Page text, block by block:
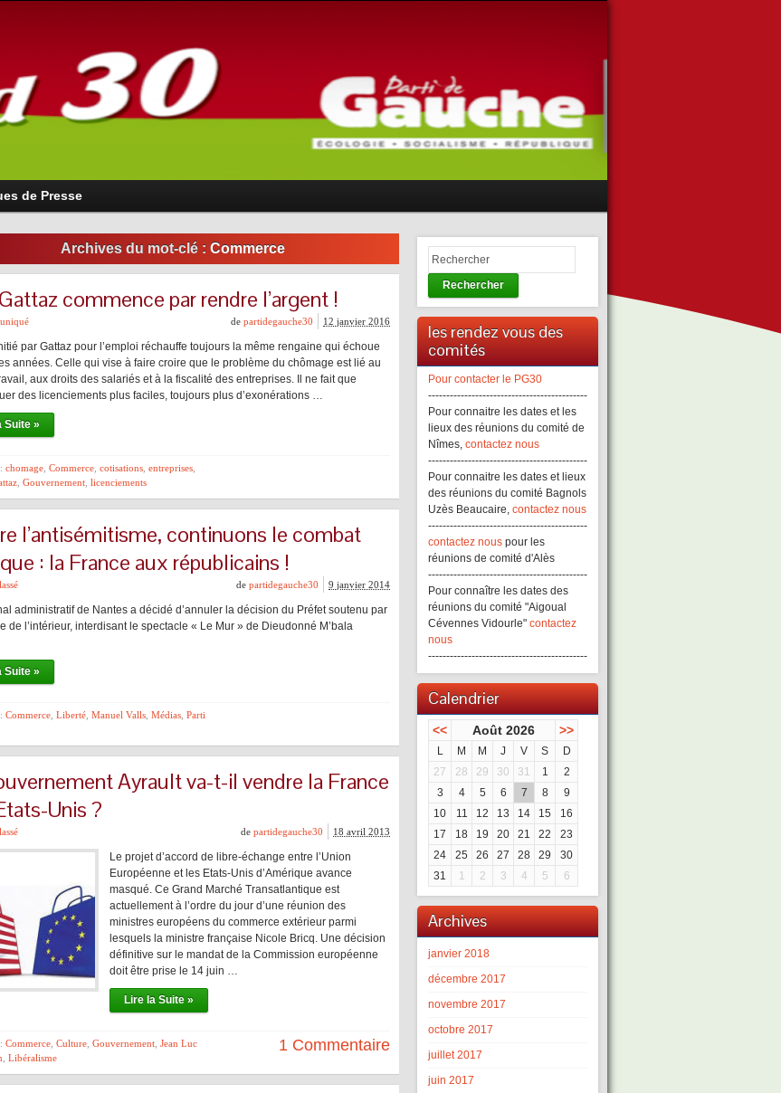
de Presse
Archives du mot-clé : Commerce
commence par rendre l’argent !
12 janvier 2016
de partidegauche30
par Gattaz pour l’emploi réchauffe toujours la même rengaine qui échoue
années. Celle qui vise à faire croire que le problème du chômage est lié au
aux droits des salariés et à la fiscalité des entreprises. Il ne fait que
des licenciements plus faciles, toujours plus d’exonérations …
Suite »
chomage Commerce cotisations entreprises
Gouvernement licenciements
l’antisémitisme, continuons le combat
: la France aux républicains !
9 janvier 2014
de partidegauche30
administratif de Nantes a décidé d’annuler la décision du Préfet soutenu par
de l’intérieur, interdisant le spectacle « Le Mur » de Dieudonné M’bala
Suite »
Commerce Liberté Manuel Valls Médias Parti
Ayrault va-t-il vendre la France
Unis ?
18 avril 2013
de partidegauche30
Le projet d’accord de libre-échange entre l’Union
Européenne et les Etats-Unis d’Amérique avance
masqué. Ce Grand Marché Transatlantique est
actuellement à l’ordre du jour d’une réunion des
ministres européens du commerce extérieur parmi
lesquels la ministre française Nicole Bricq. Une décision
définitive sur le mandat de la Commission européenne
doit être prise le 14 juin …
Lire la Suite »
Commerce Culture Gouvernement Jean Luc
Libéralisme
1 Commentaire
Rechercher
les rendez vous des
comités
Pour contacter le PG30
--------------------------------------------
Pour connaitre les dates et les
lieux des réunions du comité de
Nîmes, contactez nous
--------------------------------------------
Pour connaitre les dates et lieux
des réunions du comité Bagnols
Uzès Beaucaire, contactez nous
--------------------------------------------
contactez nous pour les
réunions de comité d'Alès
--------------------------------------------
Pour connaître les dates des
réunions du comité "Aigoual
Cévennes Vidourle" contactez
nous
--------------------------------------------
Calendrier
<< Août 2026 >>
L M M J V S
D
27
28 29 30 31 1
2
3
4 5 6 7 8
9
10
11 12 13 14 15
16
17
18 19 20 21 22
23
24
25 26 27 28 29
30
31
1 2 3 4 5 6
Archives
janvier 2018
décembre 2017
novembre 2017
octobre 2017
juillet 2017
juin 2017